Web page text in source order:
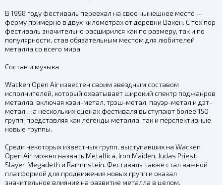
В 1998 году фестиваль переехал на свое нынешнее место —
ферму примерно в двух километрах от деревни Вакен. С тех пор
фестиваль значительно расширился как по размеру, так и по
популярности, став обязательным местом для любителей
металла со всего мира.
Состав и музыка
Wacken Open Air известен своим звездным составом
исполнителей, который охватывает широкий спектр поджанров
металла, включая хэви-метал, трэш-метал, пауэр-метал и дэт-
метал. На нескольких сценах фестиваля выступают более 150
групп, представляя как легенды металла, так и перспективные
новые группы.
Среди некоторых известных групп, выступавших на Wacken
Open Air, можно назвать Metallica, Iron Maiden, Judas Priest,
Slayer, Megadeth и Rammstein. Фестиваль также стал важной
платформой для продвижения новых групп и оказал
значительное влияние на развитие металла в целом.